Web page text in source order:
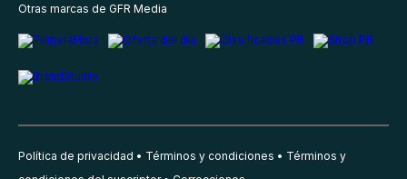
Otras marcas de GFR Media
Política de privacidad Términos y condiciones
Términos y